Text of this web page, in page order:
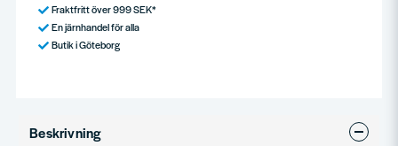
Fraktfritt över 999 SEK*
En järnhandel för alla
Butik i Göteborg
Beskrivning